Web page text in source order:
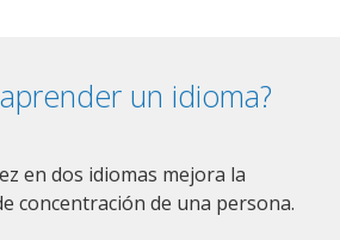
un idioma?
en dos idiomas mejora la
concentración de una persona.